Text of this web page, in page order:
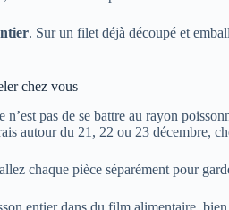
. Sur un filet déjà découpé et
chez vous
pas de se battre au rayon
autour du 21, 22 ou 23 décembre,
chaque pièce séparément pour
entier dans du film alimentaire, bien